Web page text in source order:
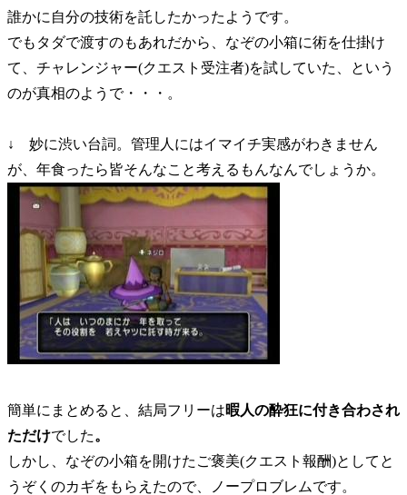
誰かに自分の技術を託したかったようです。
でもタダで渡すのもあれだから、なぞの小箱に術を仕掛け
て、チャレンジャー(クエスト受注者)を試していた、という
のが真相のようで・・・。
↓ 妙に渋い台詞。管理人にはイマイチ実感がわきません
が、年食ったら皆そんなこと考えるもんなんでしょうか。
簡単にまとめると、結局フリーは暇人の酔狂に付き合わされ
ただけでした。
しかし、なぞの小箱を開けたご褒美(クエスト報酬)としてと
うぞくのカギをもらえたので、ノープロブレムです。